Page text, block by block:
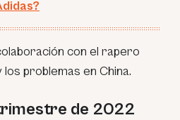
con el rapero
problemas en China.
de 2022